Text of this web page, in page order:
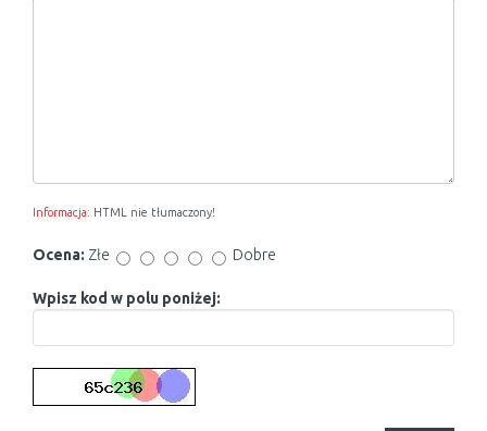
Informacja: HTML nie tłumaczony!
Ocena: Złe Dobre
Wpisz kod w polu poniżej: